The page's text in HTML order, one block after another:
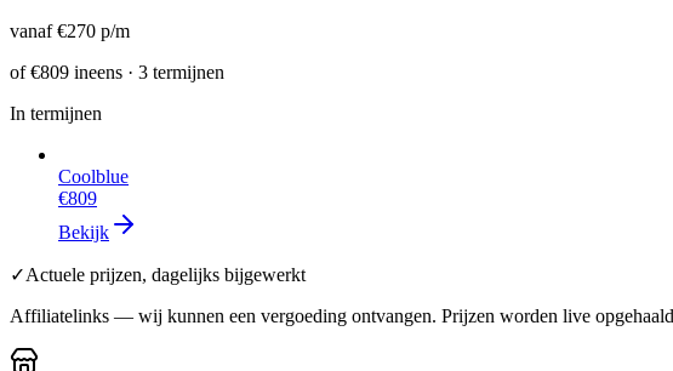
vanaf€270 p/m
of€809 ineens · 3 termijnen
In termijnen
Coolblue
€809
Bekijk
✓Actuele prijzen, dagelijks bijgewerkt
Affiliatelinks — wij kunnen een vergoeding ontvangen. Prijzen worden live